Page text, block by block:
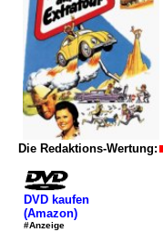
Die Redaktions-Wertung:
DVD kaufen
(Amazon)
#Anzeige